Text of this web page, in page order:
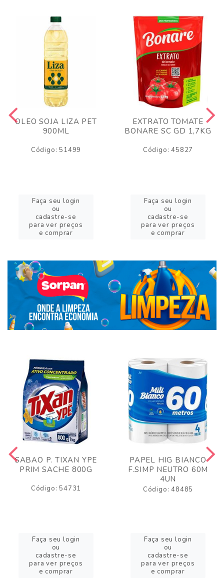
OLEO SOJA LIZA PET
900ML
Código: 51499
Faça seu login
ou
cadastre-se
para ver preços
e comprar
EXTRATO TOMATE
BONARE SC GD 1,7KG
Código: 45827
Faça seu login
ou
cadastre-se
para ver preços
e comprar
SABAO P. TIXAN YPE
PRIM SACHE 800G
Código: 54731
Faça seu login
ou
cadastre-se
para ver preços
e comprar
PAPEL HIG BIANCO
F.SIMP NEUTRO 60M
4UN
Código: 48485
Faça seu login
ou
cadastre-se
para ver preços
e comprar